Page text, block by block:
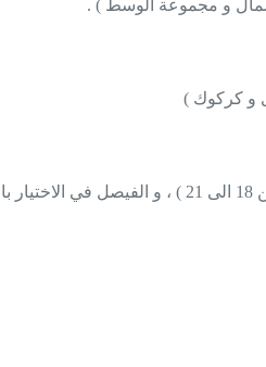
و مجموعة الوسط ) .
و كركوك )
و بحسب البرنامج التدريبي و الخطة المعدة مسبقآ ، سيكون